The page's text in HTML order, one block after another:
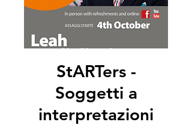
StARTers -
Soggetti a
interpretazioni